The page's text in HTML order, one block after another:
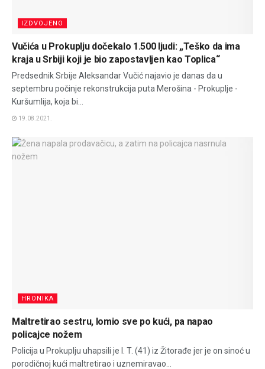
IZDVOJENO
Vučića u Prokuplju dočekalo 1.500 ljudi: „Teško da ima
kraja u Srbiji koji je bio zapostavljen kao Toplica“
Predsednik Srbije Aleksandar Vučić najavio je danas da u
septembru počinje rekonstrukcija puta Merošina - Prokuplje -
Kuršumlija, koja bi...
19.08.2021.
HRONIKA
Maltretirao sestru, lomio sve po kući, pa napao
policajce nožem
Policija u Prokuplju uhapsili je I. T. (41) iz Žitorađe jer je on sinoć u
porodičnoj kući maltretirao i uznemiravao...